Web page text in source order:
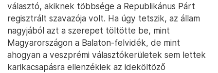
választó, akiknek többsége a Republikánus Párt
regisztrált szavazója volt. Ha úgy tetszik, az állam
nagyjából azt a szerepet töltötte be, mint
Magyarországon a Balaton-felvidék, de mint
ahogyan a veszprémi választókerületek sem lettek
karikacsapásra ellenzékiek az ideköltöző